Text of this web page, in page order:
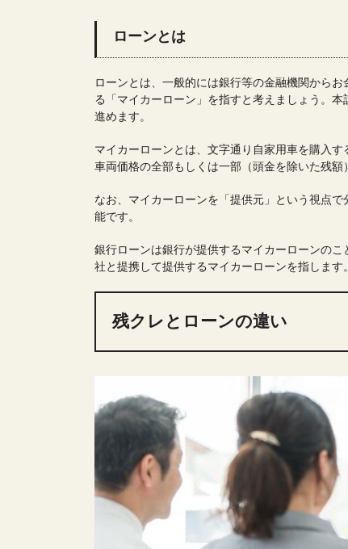
ローンとは
ローンとは、一般的には銀行等の金融機関から
る「マイカーローン」を指すと考えましょう。
進めます。
マイカーローンとは、文字通り自家用車を購入
車両価格の全部もしくは一部（頭金を除いた残額
なお、マイカーローンを「提供元」という視点
能です。
銀行ローンは銀行が提供するマイカーローンの
社と提携して提供するマイカーローンを指します。
残クレとローンの違い